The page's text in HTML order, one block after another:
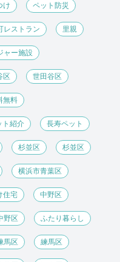
け ペット防災
レストラン 里親
ャー施設
区 世田谷区
無料
ト紹介 長寿ペット
杉並区 杉並区
横浜市青葉区
住宅 中野区
野区 ふたり暮らし
馬区 練馬区